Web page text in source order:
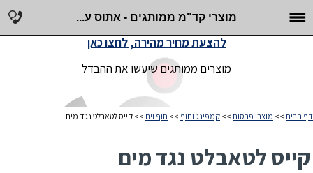
מוצרי קד"מ ממותגים - אתוס ע...
מוצרים ממותגים שיעשו את ההבדל
להצעת מחיר מהירה, לחצו כאן
דף הבית >> מוצרי פרסום >> קמפינג וחוף >> חוף וים >> קייס לטאבלט נגד מים
קייס לטאבלט נגד מים